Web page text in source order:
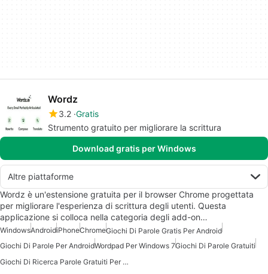
Wordz
3.2 Gratis
Strumento gratuito per migliorare la scrittura
Download gratis per Windows
Altre piattaforme
Wordz è un'estensione gratuita per il browser Chrome progettata
per migliorare l'esperienza di scrittura degli utenti. Questa
applicazione si colloca nella categoria degli add-on…
WindowsAndroidiPhoneChromeGiochi Di Parole Gratis Per Android
Giochi Di Parole Per AndroidWordpad Per Windows 7Giochi Di Parole Gratuiti
Giochi Di Ricerca Parole Gratuiti Per Android